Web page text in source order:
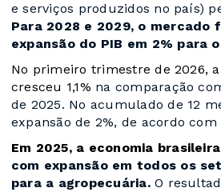
e serviços produzidos no país)
Para 2028 e 2029, o mercado
expansão do PIB em 2% para
No primeiro trimestre de 2026,
cresceu ​1,1% na comparação
de 2025. No acumulado de 12
expansão de 2%, de acordo com
Em 2025, a economia
com expansão em todos os
para a agropecuária.O